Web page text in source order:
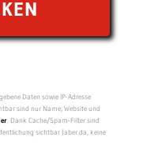
Daten sowie IP-Adresse
sind nur Name, Website und
. Dank Cache/Spam-Filter sind
sichtbar (aber da, keine